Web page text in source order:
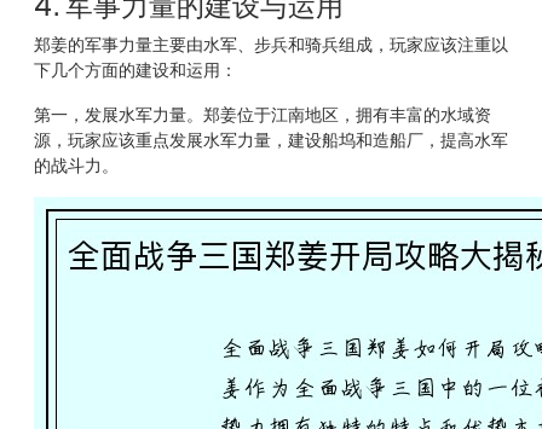
郑姜的军事力量主要由水军、步兵和骑兵组成，玩家应该注重以
下几个方面的建设和运用：
第一，发展水军力量。郑姜位于江南地区，拥有丰富的水域资
源，玩家应该重点发展水军力量，建设船坞和造船厂，提高水军
的战斗力。